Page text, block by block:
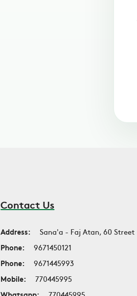
Contact Us
Address:
Sana'a - Faj Atan, 60 Street
Phone:
9671450121
Phone:
9671445993
Mobile:
770445995